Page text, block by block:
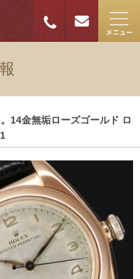
14金無垢ローズゴールド ロ